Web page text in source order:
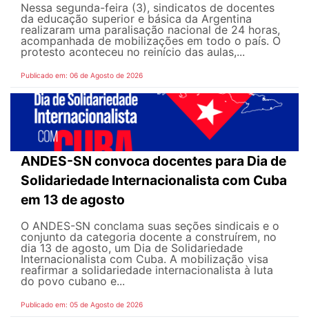
Nessa segunda-feira (3), sindicatos de docentes
da educação superior e básica da Argentina
realizaram uma paralisação nacional de 24 horas,
acompanhada de mobilizações em todo o país. O
protesto aconteceu no reinício das aulas,...
Publicado em: 06 de Agosto de 2026
ANDES-SN convoca docentes para Dia de
Solidariedade Internacionalista com Cuba
em 13 de agosto
O ANDES-SN conclama suas seções sindicais e o
conjunto da categoria docente a construírem, no
dia 13 de agosto, um Dia de Solidariedade
Internacionalista com Cuba. A mobilização visa
reafirmar a solidariedade internacionalista à luta
do povo cubano e...
Publicado em: 05 de Agosto de 2026